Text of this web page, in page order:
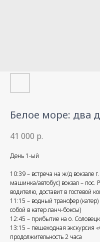
Белое море: два
41 000 р.
День 1-ый
10:39 – встреча на ж/д вокзале
машинка/автобус) вокзал – пос.
водителю, доставит в гостевой
11:15 – водный трансфер
собой в катер ланч-боксы)
12:45 – прибытие на о.
13:15 – пешеходная экскурсия
продолжительность 2 часа